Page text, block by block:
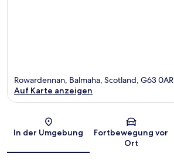
Karte
Rowardennan, Balmaha, Scotland, G63 0AR
Auf Karte anzeigen
In der Umgebung
Fortbewegung vor
Ort